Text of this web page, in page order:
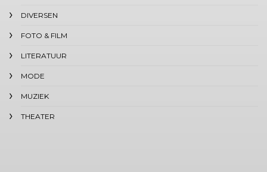
DIVERSEN
FOTO & FILM
LITERATUUR
MODE
MUZIEK
THEATER